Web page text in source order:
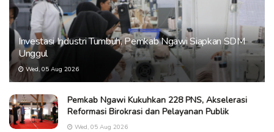
Investasi Industri Tumbuh, Pemkab Ngawi Siapkan SDM
Unggul
Wed, 05 Aug 2026
Pemkab Ngawi Kukuhkan 228 PNS, Akselerasi
Reformasi Birokrasi dan Pelayanan Publik
Wed, 05 Aug 2026